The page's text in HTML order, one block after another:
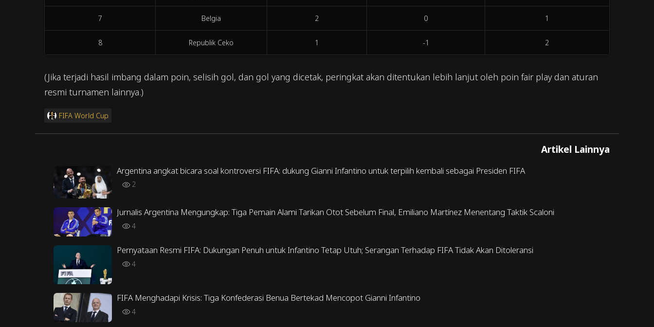
7 Belgia 2 0 1
8 Republik Ceko 1 -1 2
(Jika terjadi hasil imbang dalam poin, selisih gol, dan gol yang dicetak, peringkat akan ditentukan lebih lanjut oleh poin fair play dan aturan
resmi turnamen lainnya.)
FIFA World Cup
Artikel Lainnya
Argentina angkat bicara soal kontroversi FIFA: dukung Gianni Infantino untuk terpilih kembali sebagai Presiden FIFA
2
Jurnalis Argentina Mengungkap: Tiga Pemain Alami Tarikan Otot Sebelum Final, Emiliano Martínez Menentang Taktik Scaloni
4
Pernyataan Resmi FIFA: Dukungan Penuh untuk Infantino Tetap Utuh; Serangan Terhadap FIFA Tidak Akan Ditoleransi
4
FIFA Menghadapi Krisis: Tiga Konfederasi Benua Bertekad Mencopot Gianni Infantino
4